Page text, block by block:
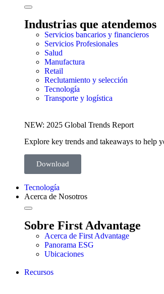
Industrias que atendemos
Servicios bancarios y financieros
Servicios Profesionales
Salud
Manufactura
Retail
Reclutamiento y selección
Tecnología
Transporte y logística
NEW: 2025 Global Trends Report
Explore key trends and takeaways to help
Download
Tecnología
Acerca de Nosotros
Sobre First Advantage
Acerca de First Advantage
Panorama ESG
Ubicaciones
Recursos